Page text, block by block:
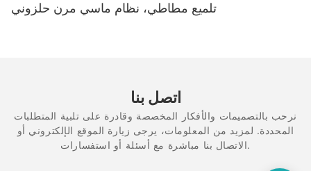
تلميع مطاطي، نظام ماسي مرن حلزوني
اتصل بنا
نرحب بالتصميمات والأفكار المخصصة وقادرة على تلبية المتطلبات
المحددة. لمزيد من المعلومات، يرجى زيارة الموقع الإلكتروني أو
الاتصال بنا مباشرة مع أسئلة أو استفسارات.